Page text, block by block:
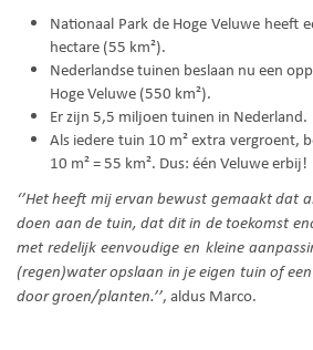
Nationaal Park de Hoge Veluwe heeft
hectare (55 km²).
Nederlandse tuinen beslaan nu een
Hoge Veluwe (550 km²).
Er zijn 5,5 miljoen tuinen in Nederland.
Als iedere tuin 10 m² extra vergroent,
10 m² = 55 km². Dus: één Veluwe erbij!
‘’Het heeft mij ervan bewust gemaakt dat
doen aan de tuin, dat dit in de toekomst
met redelijk eenvoudige en kleine
(regen)water opslaan in je eigen tuin of
door groen/planten.’’, aldus Marco.